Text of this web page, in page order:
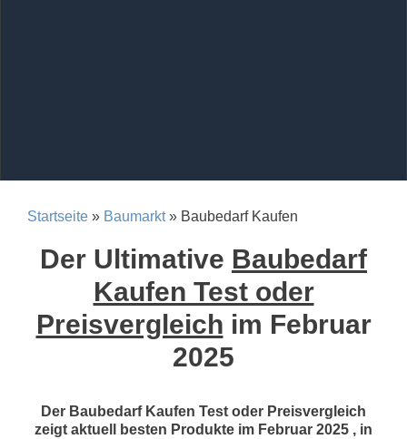
Startseite » Baumarkt» Baubedarf Kaufen
Der Ultimative Baubedarf
Kaufen Test oder
Preisvergleich im Februar
2025
Der Baubedarf Kaufen Test oder Preisvergleich
zeigt aktuell besten Produkte im Februar 2025 , in